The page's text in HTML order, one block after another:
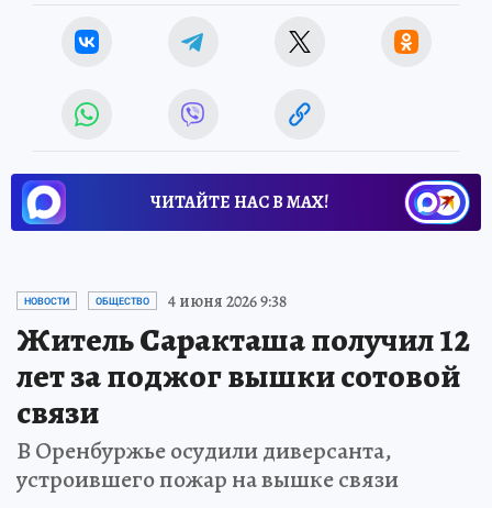
ЧИТАЙТЕ НАС В МАХ!
НОВОСТИ ОБЩЕСТВО 4 июня 2026 9:38
Житель Саракташа получил 12
лет за поджог вышки сотовой
связи
В Оренбуржье осудили диверсанта,
устроившего пожар на вышке связи